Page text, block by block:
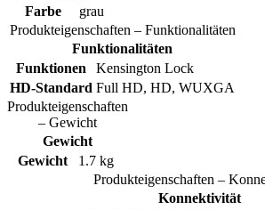
Farbe
grau
Produkteigenschaften – Funktionalitäten
Funktionalitäten
Funktionen
Kensington Lock
HD-Standard Full HD, HD, WUXGA
Produkteigenschaften
– Gewicht
Gewicht
Gewicht
1.7 kg
Produkteigenschaften –
Konnektivität